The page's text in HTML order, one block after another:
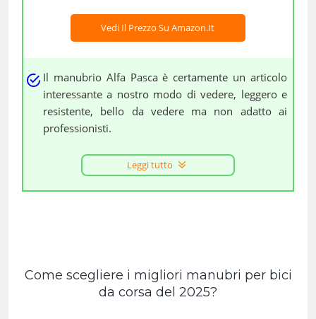
Vedi Il Prezzo Su Amazon.it
Il manubrio Alfa Pasca è certamente un articolo
interessante a nostro modo di vedere, leggero e
resistente, bello da vedere ma non adatto ai
professionisti.
Leggi tutto
Come scegliere i migliori manubri per bici
da corsa del 2025?